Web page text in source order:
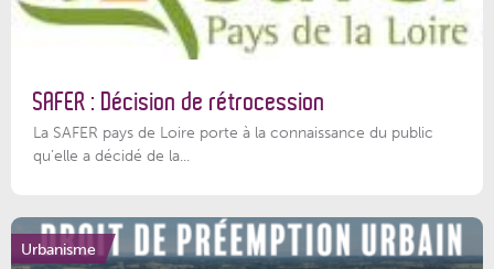
SAFER : Décision de rétrocession
La SAFER pays de Loire porte à la connaissance du public
qu’elle a décidé de la...
Urbanisme